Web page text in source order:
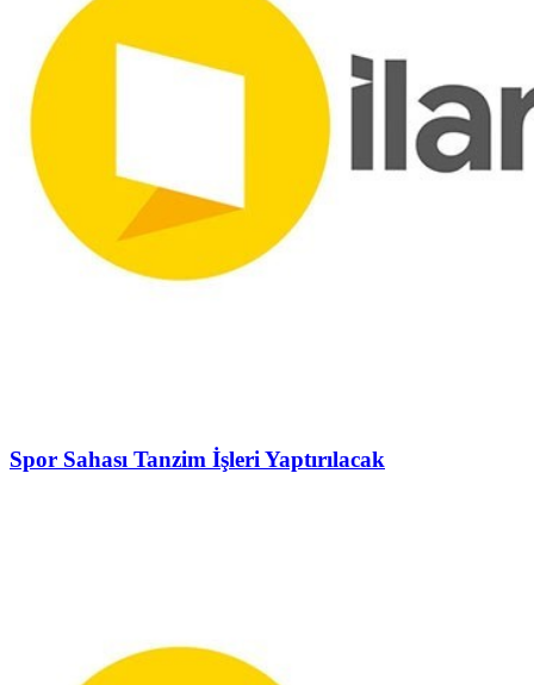
Spor Sahası Tanzim İşleri Yaptırılacak